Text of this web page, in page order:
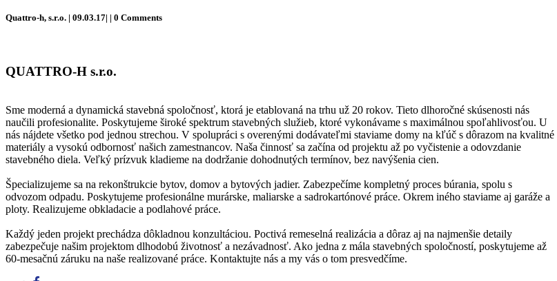
Quattro-h, s.r.o. | 09.03.17| | 0 Comments
QUATTRO-H s.r.o.
Sme moderná a dynamická stavebná spoločnosť, ktorá je etablovaná na trhu už 20 rokov. Tieto dlhoročné skúsenosti nás
naučili profesionalite. Poskytujeme široké spektrum stavebných služieb, ktoré vykonávame s maximálnou spoľahlivosťou. U
nás nájdete všetko pod jednou strechou. V spolupráci s overenými dodávateľmi staviame domy na kľúč s dôrazom na kvalitné
materiály a vysokú odbornosť našich zamestnancov. Naša činnosť sa začína od projektu až po vyčistenie a odovzdanie
stavebného diela. Veľký prízvuk kladieme na dodržanie dohodnutých termínov, bez navýšenia cien.
Špecializujeme sa na rekonštrukcie bytov, domov a bytových jadier. Zabezpečíme kompletný proces búrania, spolu s
odvozom odpadu. Poskytujeme profesionálne murárske, maliarske a sadrokartónové práce. Okrem iného staviame aj garáže a
ploty. Realizujeme obkladacie a podlahové práce.
Každý jeden projekt prechádza dôkladnou konzultáciou. Poctivá remeselná realizácia a dôraz aj na najmenšie detaily
zabezpečuje našim projektom dlhodobú životnosť a nezávadnosť. Ako jedna z mála stavebných spoločností, poskytujeme až
60-mesačnú záruku na naše realizované práce. Kontaktujte nás a my vás o tom presvedčíme.